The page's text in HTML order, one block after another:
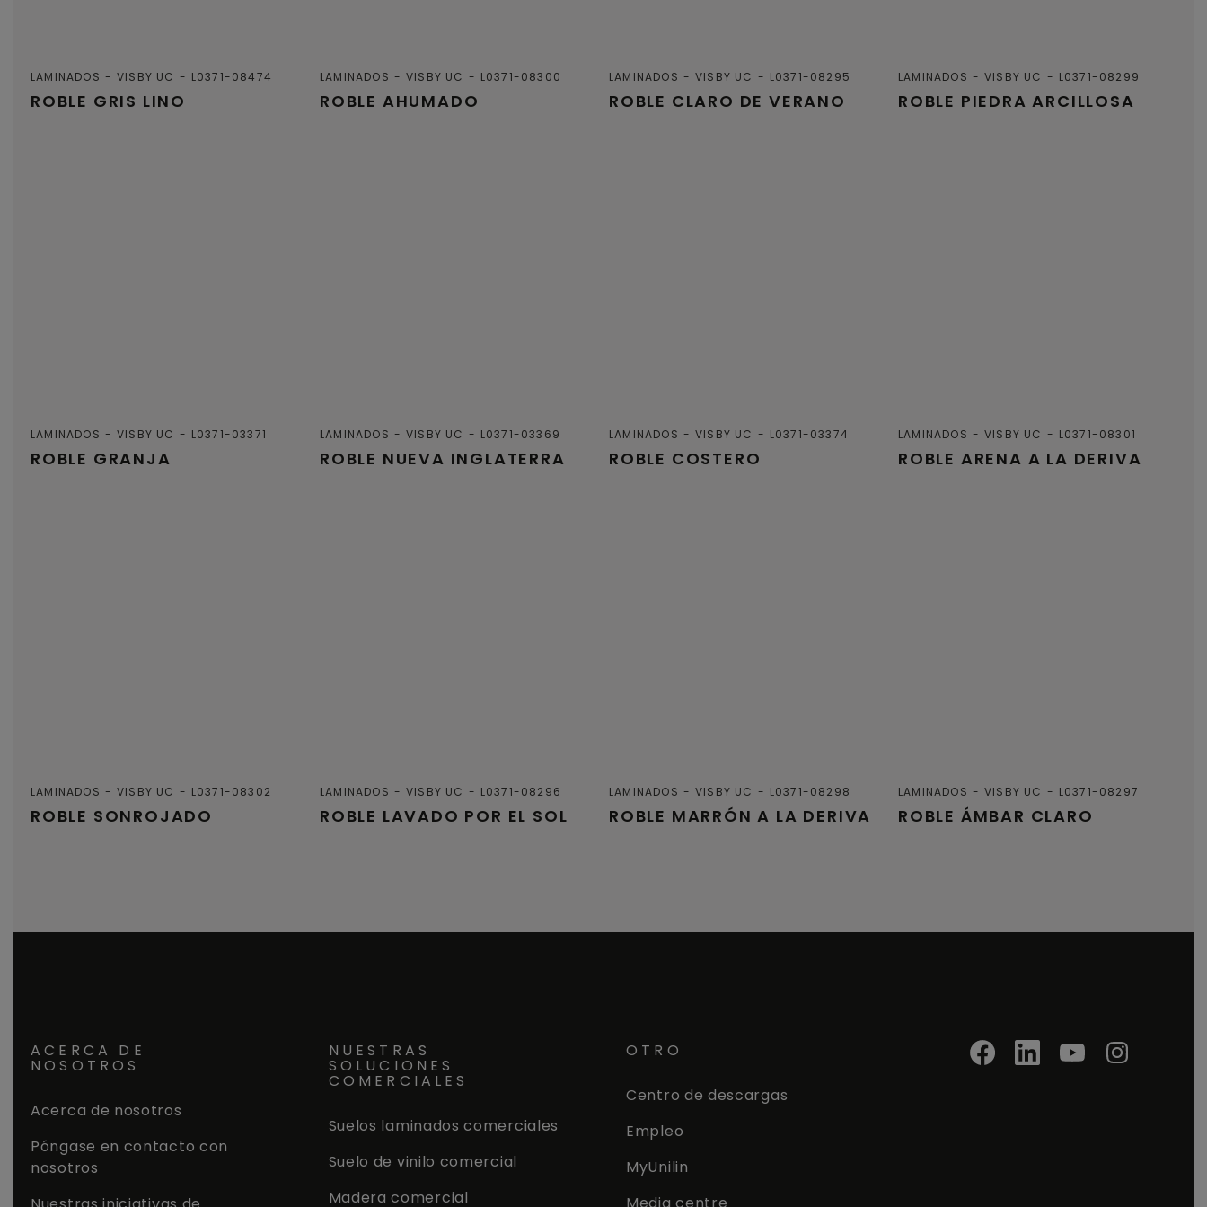
ROBLE GRIS LINO
LAMINADOS VISBY UC L0371-08474
ROBLE AHUMADO
LAMINADOS VISBY UC L0371-08300
ROBLE CLARO DE VERANO
LAMINADOS VISBY UC L0371-08295
ROBLE PIEDRA ARCILLOSA
LAMINADOS VISBY UC L0371-08299
ROBLE GRANJA
LAMINADOS VISBY UC L0371-03371
ROBLE NUEVA INGLATERRA
LAMINADOS VISBY UC L0371-03369
ROBLE COSTERO
LAMINADOS VISBY UC L0371-03374
ROBLE ARENA A LA DERIVA
LAMINADOS VISBY UC L0371-08301
ROBLE SONROJADO
LAMINADOS VISBY UC L0371-08302
ROBLE LAVADO POR EL SOL
LAMINADOS VISBY UC L0371-08296
ROBLE MARRÓN A LA DERIVA
LAMINADOS VISBY UC L0371-08298
ROBLE ÁMBAR CLARO
LAMINADOS VISBY UC L0371-08297
ACERCA DE
NOSOTROS
Acerca de nosotros
Póngase en contacto con
nosotros
NUESTRAS
SOLUCIONES
COMERCIALES
Suelos laminados comerciales
Suelo de vinilo comercial
Madera comercial
OTRO
Centro de descargas
Empleo
MyUnilin
Media centre